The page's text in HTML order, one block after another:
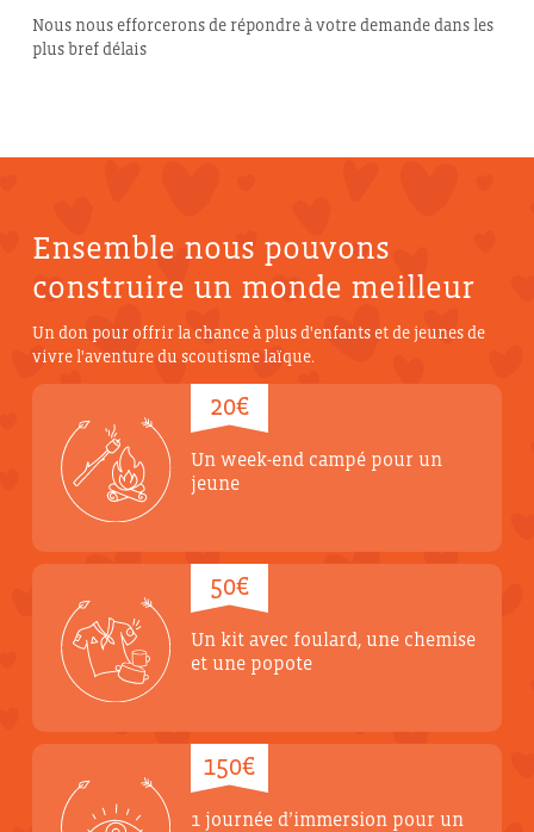
Nous nous efforcerons de répondre à votre demande dans les
plus bref délais
Ensemble nous pouvons
construire un monde meilleur
Un don pour offrir la chance à plus d'enfants et de jeunes de
vivre l'aventure du scoutisme laïque.
20€
Un week-end campé pour un
jeune
50€
Un kit avec foulard, une chemise
et une popote
150€
1 journée d’immersion pour un